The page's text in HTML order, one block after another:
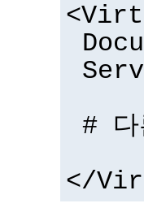
# 다
</